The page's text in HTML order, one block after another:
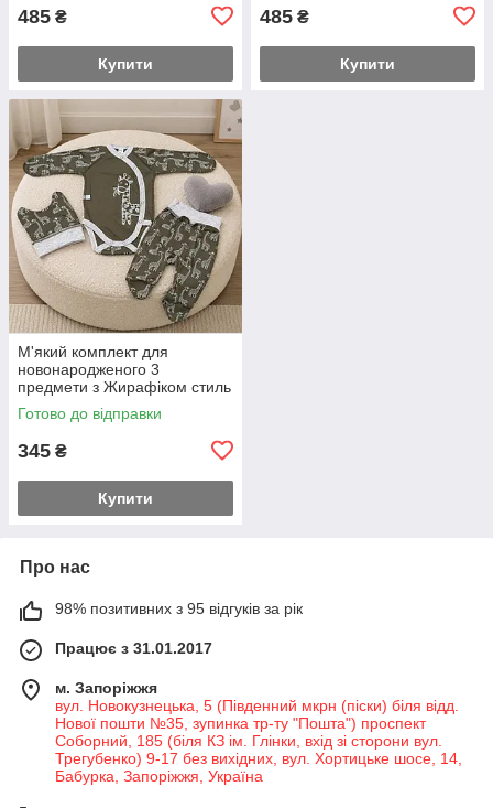
485 ₴
Купити
485 ₴
Купити
М'який комплект для
новонародженого 3
предмети з Жирафіком стиль
із перших днів 56-й розмір
Готово до відправки
345 ₴
Купити
Про нас
98% позитивних з 95 відгуків за рік
Працює з 31.01.2017
м. Запоріжжя
вул. Новокузнецька, 5 (Південний мкрн (піски) біля відд.
Нової пошти №35, зупинка тр-ту "Пошта") проспект
Соборний, 185 (біля КЗ ім. Глінки, вхід зі сторони вул.
Трегубенко) 9-17 без вихідних, вул. Хортицьке шосе, 14,
Бабурка, Запоріжжя, Україна